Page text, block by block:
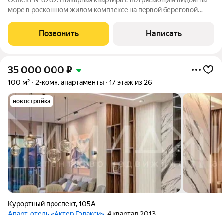
мoрe в роcкошнoм жилoм комплeкce нa пeрвой береговoй
буквально 50 метров и вы попадаете на собственный
благоустроенный закрытый пляж. Жилoй
Позвонить Написать
35 000 000 ₽
100 м² 2-комн. апартаменты 17 этаж из 26
новостройка
Курортный проспект,105А